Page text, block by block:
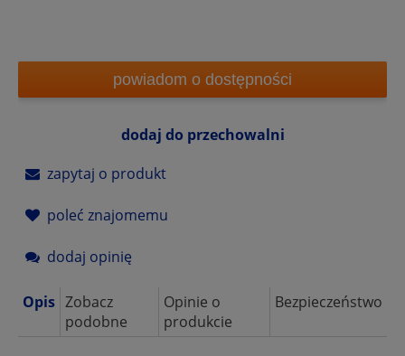
powiadom o dostępności
dodaj do przechowalni
zapytaj o produkt
poleć znajomemu
dodaj opinię
Opis Zobacz
podobne
Opinie o
produkcie
Bezpieczeństwo